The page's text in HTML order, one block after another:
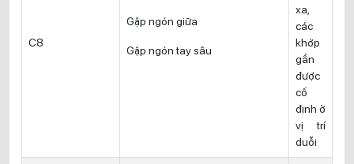
C8
Gập ngón giữa
Gập ngón tay sâu
xa,
các
khớp
gần
được
cố
định ở
vị trí
duỗi